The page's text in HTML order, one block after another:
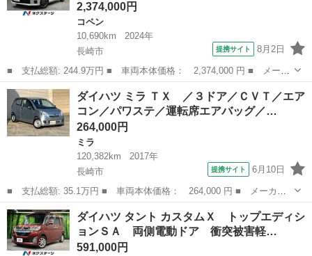
2,374,000円
コペン
10,690km
2024年
長崎市
提携サイト 8月2日
■ 支払総額: 244.9万円 ■ 車両本体価格： 2,374,000 円 ■ メーカ
ー名： ダイハツ ■ 車種名： コペン ■ グレード名： ＧＲ ス
ポーツ 純正アルパインナビ バックカメラ 禁煙車 ドラレコ ス
マートキ...
長崎 長崎市 コペン
ダイハツ ミラ ＴＸ ／３ドア／ＣＶＴ／エア
コン／パワステ／運転席エアバッグ／…
264,000円
ミラ
120,382km
2017年
長崎市
提携サイト 6月10日
■ 支払総額: 35.1万円 ■ 車両本体価格： 264,000 円 ■ メーカー
名： ダイハツ ■ 車種名： ミラ ■ グレード名： ＴＸ ／３ド
ア／ＣＶＴ／エアコン／パワステ／運転席エアバッグ／助手席エアバ
ッグ／キーレ...
長崎 長崎市 ミラ
ダイハツ タント カスタムＸ トップエディシ
ョンＳＡ 両側電動ドア 衝突被害軽…
591,000円